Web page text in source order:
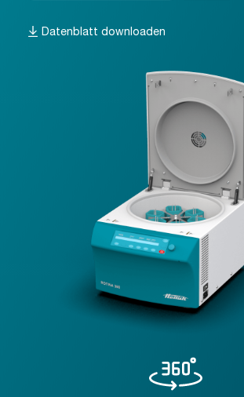
Downloads
Datenblatt downloaden